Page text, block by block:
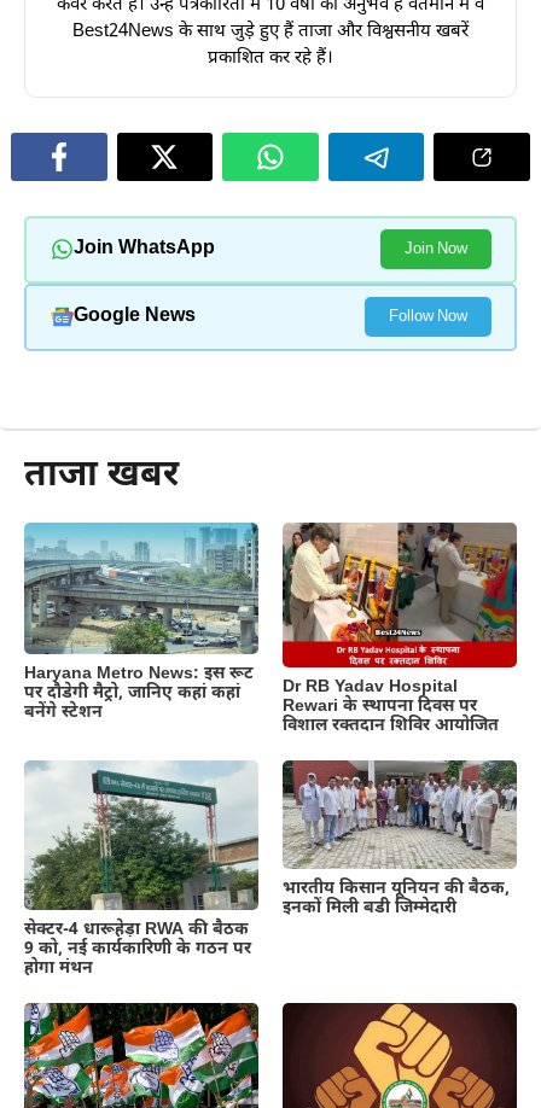
कवर करते हैं। उन्हें पत्रकारिता में 10 वर्षों का अनुभव है वर्तमान में वे
Best24News के साथ जुड़े हुए हैं ताजा और विश्वसनीय खबरें
प्रकाशित कर रहे हैं।
Join WhatsApp Join Now
Google News Follow Now
ताजा खबर
Haryana Metro News: इस रूट
पर दौडेगी मैट्रो, जानिए कहां कहां
बनेंगे स्टेशन
Dr RB Yadav Hospital
Rewari के स्थापना दिवस पर
विशाल रक्तदान शिविर आयोजित
सेक्टर-4 धारूहेड़ा RWA की बैठक
9 को, नई कार्यकारिणी के गठन पर
होगा मंथन
भारतीय किसान यूनियन की बैठक,
इनकों मिली बडी जिम्मेदारी